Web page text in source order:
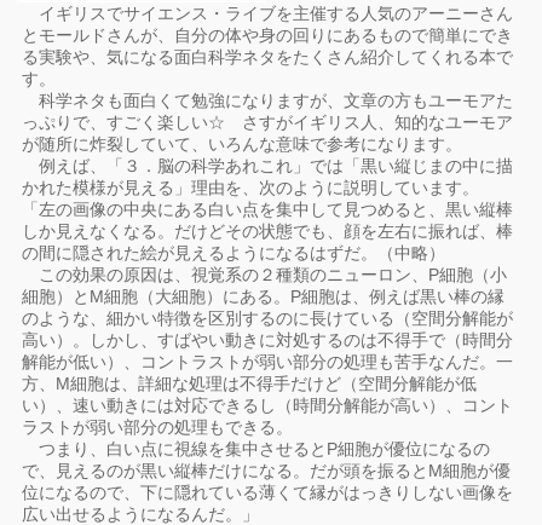
イギリスでサイエンス・ライブを主催する人気のアーニーさん
とモールドさんが、自分の体や身の回りにあるもので簡単にでき
る実験や、気になる面白科学ネタをたくさん紹介してくれる本で
す。
科学ネタも面白くて勉強になりますが、文章の方もユーモアた
っぷりで、すごく楽しい☆ さすがイギリス人、知的なユーモア
が随所に炸裂していて、いろんな意味で参考になります。
例えば、「３．脳の科学あれこれ」では「黒い縦じまの中に描
かれた模様が見える」理由を、次のように説明しています。
「左の画像の中央にある白い点を集中して見つめると、黒い縦棒
しか見えなくなる。だけどその状態でも、顔を左右に振れば、棒
の間に隠された絵が見えるようになるはずだ。（中略）
この効果の原因は、視覚系の２種類のニューロン、P細胞（小
細胞）とM細胞（大細胞）にある。P細胞は、例えば黒い棒の縁
のような、細かい特徴を区別するのに長けている（空間分解能が
高い）。しかし、すばやい動きに対処するのは不得手で（時間分
解能が低い）、コントラストが弱い部分の処理も苦手なんだ。一
方、M細胞は、詳細な処理は不得手だけど（空間分解能が低
い）、速い動きには対応できるし（時間分解能が高い）、コント
ラストが弱い部分の処理もできる。
つまり、白い点に視線を集中させるとP細胞が優位になるの
で、見えるのが黒い縦棒だけになる。だが頭を振るとM細胞が優
位になるので、下に隠れている薄くて縁がはっきりしない画像を
広い出せるようになるんだ。」